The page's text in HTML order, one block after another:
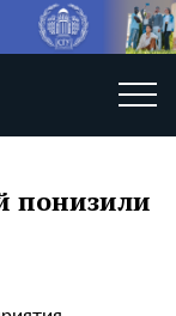
понизили